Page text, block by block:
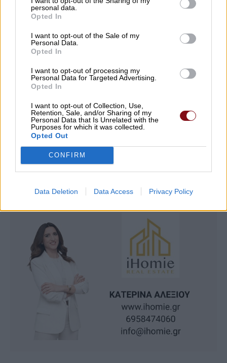
personal data.
Opted In
I want to opt-out of the Sale of my
Personal Data.
Opted In
I want to opt-out of processing my
Personal Data for Targeted Advertising.
Opted In
I want to opt-out of Collection, Use,
Retention, Sale, and/or Sharing of my
Personal Data that Is Unrelated with the
Purposes for which it was collected.
Opted Out
CONFIRM
Data Deletion Data Access Privacy Policy
08/08/2026 , 10:18
Αυγερινός επανέρχεται κατά Καρυστιανού
και Γρατσία: Πολιτική σπέκουλα,
επιθέσεις
Δείτε εδώ όλα τα νέα